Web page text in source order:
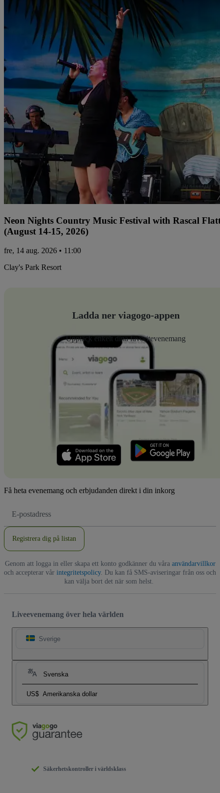
Neon Nights Country Music Festival with Rascal
(August 14-15, 2026)
fre, 14 aug. 2026 • 11:00
Clay's Park Resort
Ladda ner viagogo-appen
Upptäck enkelt dina favoritevenemang
Få heta evenemang och erbjudanden direkt i din inkorg
postadress
Registrera dig på listan
Genom att logga in eller skapa ett konto godkänner du våra användarvillkor
och accepterar vår integritetspolicy. Du kan få SMS-aviseringar från oss och
kan välja bort det när som helst.
Liveevenemang över hela världen
Sverige
Svenska
US$ Amerikanska dollar
Säkerhetskontroller i världsklass